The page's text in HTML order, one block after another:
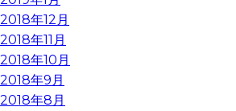
2018年12月
2018年11月
2018年10月
2018年9月
2018年8月